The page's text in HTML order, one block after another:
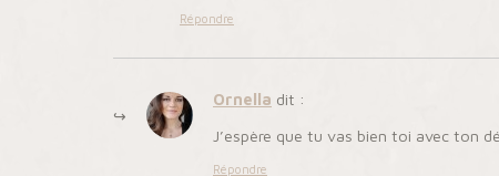
Répondre
Ornella dit :
J’espère que tu vas bien toi avec ton
Répondre